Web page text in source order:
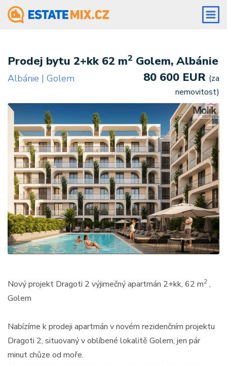
Prodej bytu 2+kk 62 m2 Golem, Albánie
Albánie | Golem 80 600 EUR (za
nemovitost)
Nový projekt Dragoti 2 výjimečný apartmán 2+kk, 62 m2 ,
Golem
Nabízíme k prodeji apartmán v novém rezidenčním projektu
Dragoti 2, situovaný v oblíbené lokalitě Golem, jen pár
minut chůze od moře.